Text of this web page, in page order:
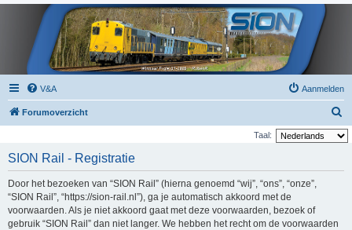
V&A Aanmelden
Forumoverzicht
o
Taal:
SION Rail - Registratie
Door het bezoeken van “SION Rail” (hierna genoemd “wij”, “ons”, “onze”,
“SION Rail”, “https://sion-rail.nl”), ga je automatisch akkoord met de
voorwaarden. Als je niet akkoord gaat met deze voorwaarden, bezoek of
gebruik “SION Rail” dan niet langer. We hebben het recht om de voorwaarden